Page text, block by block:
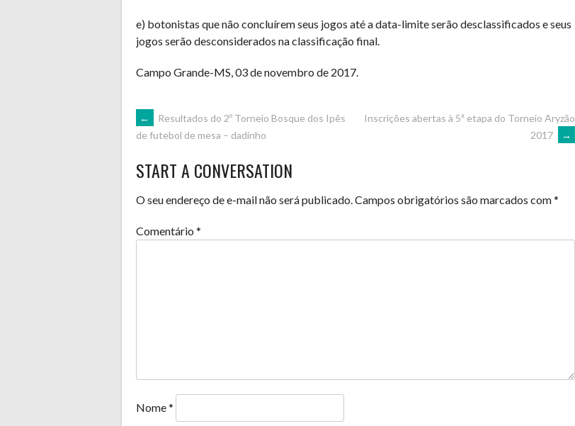
e) botonistas que não concluírem seus jogos até a data-limite serão desclassificados e seus
jogos serão desconsiderados na classificação final.
Campo Grande-MS, 03 de novembro de 2017.
POST
NAVIGATION
←
Resultados do 2º Torneio Bosque dos Ipês
de futebol de mesa – dadinho
Inscrições abertas à 5ª etapa do Torneio Aryzão
2017
→
START A CONVERSATION
O seu endereço de e-mail não será publicado.Campos obrigatórios são marcados com*
Comentário *
Nome*